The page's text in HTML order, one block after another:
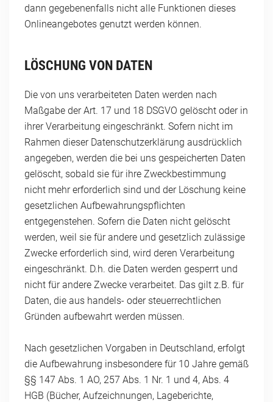
dann gegebenenfalls nicht alle Funktionen dieses
Onlineangebotes genutzt werden können.
LÖSCHUNG VON DATEN
Die von uns verarbeiteten Daten werden nach
Maßgabe der Art. 17 und 18 DSGVO gelöscht oder in
ihrer Verarbeitung eingeschränkt. Sofern nicht im
Rahmen dieser Datenschutzerklärung ausdrücklich
angegeben, werden die bei uns gespeicherten Daten
gelöscht, sobald sie für ihre Zweckbestimmung
nicht mehr erforderlich sind und der Löschung keine
gesetzlichen Aufbewahrungspflichten
entgegenstehen. Sofern die Daten nicht gelöscht
werden, weil sie für andere und gesetzlich zulässige
Zwecke erforderlich sind, wird deren Verarbeitung
eingeschränkt. D.h. die Daten werden gesperrt und
nicht für andere Zwecke verarbeitet. Das gilt z.B. für
Daten, die aus handels- oder steuerrechtlichen
Gründen aufbewahrt werden müssen.
Nach gesetzlichen Vorgaben in Deutschland, erfolgt
die Aufbewahrung insbesondere für 10 Jahre gemäß
§§ 147 Abs. 1 AO, 257 Abs. 1 Nr. 1 und 4, Abs. 4
HGB (Bücher, Aufzeichnungen, Lageberichte,